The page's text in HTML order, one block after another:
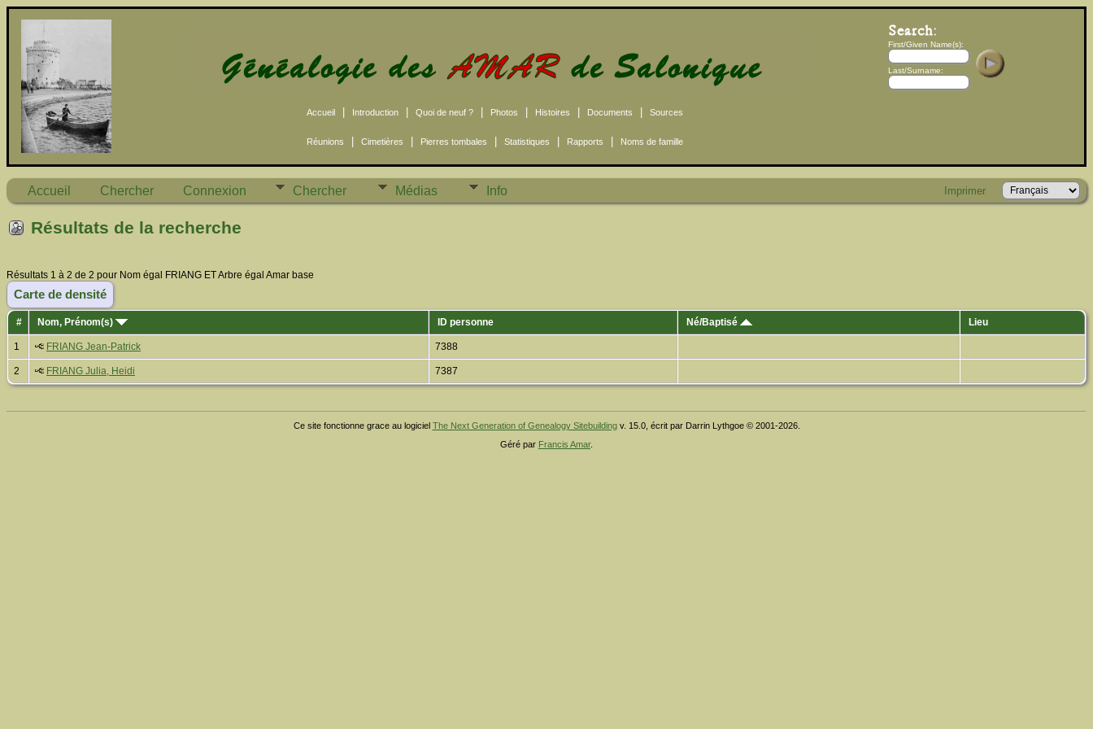
Accueil Introduction Quoi de neuf ? Photos Histoires Documents Sources
Réunions Cimetières Pierres tombales Statistiques Rapports Noms de famille
First/Given Name(s):
Last/Surname:
Accueil Chercher Connexion Chercher Médias Info Imprimer
Résultats de la recherche
Résultats 1 à 2 de 2 pour Nom égal FRIANG ET Arbre égal Amar base
Carte de densité
# Nom, Prénom(s) ID personne Né/Baptisé Lieu
1 FRIANG Jean-Patrick 7388
2 FRIANG Julia, Heidi 7387
Ce site fonctionne grace au logiciel The Next Generation of Genealogy Sitebuildingv. 15.0, écrit par Darrin Lythgoe © 2001-2026.
Géré par Francis Amar.